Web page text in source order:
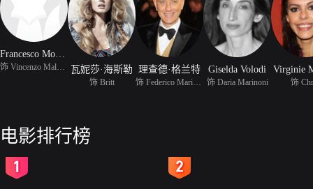
Francesco Montanari
饰 Vincenzo Malerba 瓦妮莎·海斯勒
饰 Britt
理查德·格兰特 Giselda Volodi
饰 Daria Marinoni
Virginie
饰
电影排行榜